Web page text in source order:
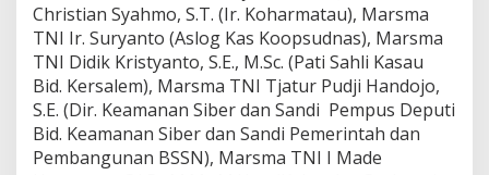
Christian Syahmo, S.T. (Ir. Koharmatau), Marsma
TNI Ir. Suryanto (Aslog Kas Koopsudnas), Marsma
TNI Didik Kristyanto, S.E., M.Sc. (Pati Sahli Kasau
Bid. Kersalem), Marsma TNI Tjatur Pudji Handojo,
S.E. (Dir. Keamanan Siber dan Sandi Pempus Deputi
Bid. Keamanan Siber dan Sandi Pemerintah dan
Pembangunan BSSN), Marsma TNI I Made